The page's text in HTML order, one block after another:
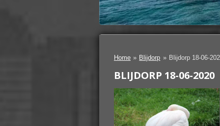
Home » Blijdorp » Blijdorp 18-06-
BLIJDORP 18-06-2020